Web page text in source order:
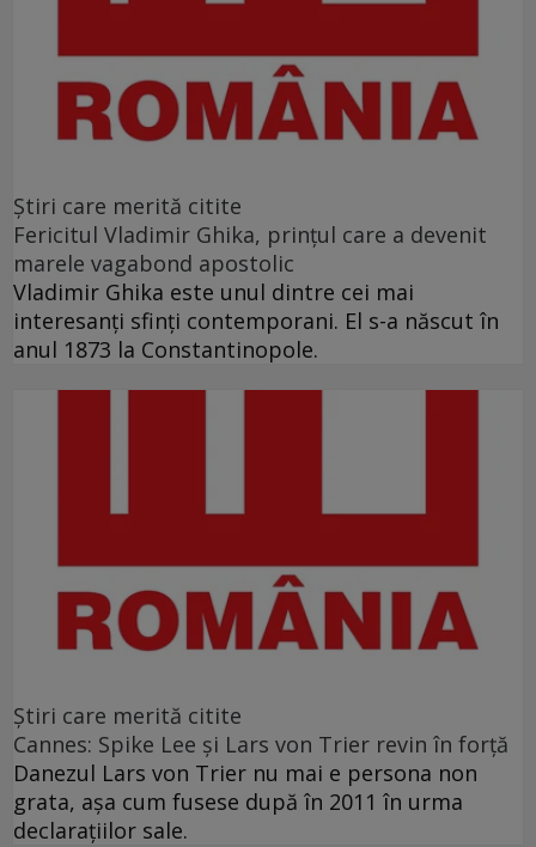
Ştiri care merită citite
Fericitul Vladimir Ghika, prințul care a devenit
marele vagabond apostolic
Vladimir Ghika este unul dintre cei mai
interesanți sfinți contemporani. El s-a născut în
anul 1873 la Constantinopole.
Ştiri care merită citite
Cannes: Spike Lee şi Lars von Trier revin în forţă
Danezul Lars von Trier nu mai e persona non
grata, aşa cum fusese după în 2011 în urma
declaraţiilor sale.